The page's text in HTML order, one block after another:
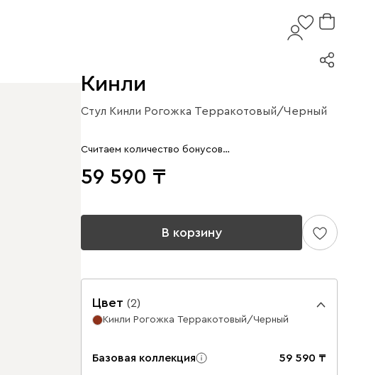
Кинли
Стул Кинли Рогожка Терракотовый/Черный
Считаем количество бонусов…
59 590
В корзину
Цвет (2)
Кинли Рогожка Терракотовый/Черный
Базовая коллекция 59 590